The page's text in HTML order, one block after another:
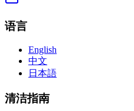
语言
English
中文
日本語
清洁指南